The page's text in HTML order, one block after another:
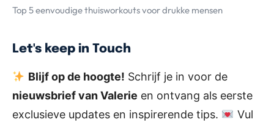
Top 5 eenvoudige thuisworkouts voor drukke mensen
Let's keep in Touch
Blijf op de hoogte! Schrijf je in voor de
nieuwsbrief van Valerie en ontvang als eerste
exclusieve updates en inspirerende tips.
Vul